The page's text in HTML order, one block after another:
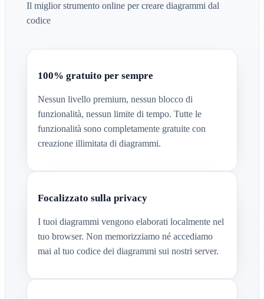
Il miglior strumento online per creare diagrammi dal
codice
100% gratuito per sempre
Nessun livello premium, nessun blocco di
funzionalità, nessun limite di tempo. Tutte le
funzionalità sono completamente gratuite con
creazione illimitata di diagrammi.
Focalizzato sulla privacy
I tuoi diagrammi vengono elaborati localmente nel
tuo browser. Non memorizziamo né accediamo
mai al tuo codice dei diagrammi sui nostri server.